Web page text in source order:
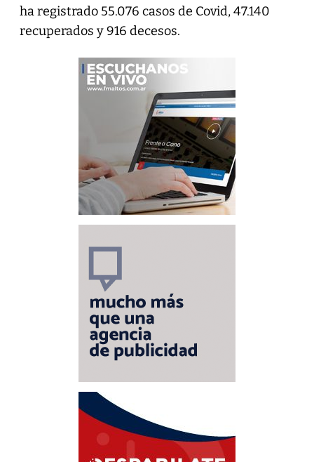
ha registrado 55.076 casos de Covid, 47.140
recuperados y 916 decesos.